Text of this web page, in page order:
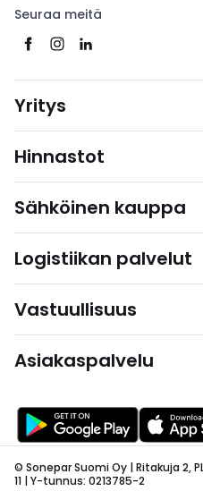
Seuraa meitä
Yritys
Hinnastot
Sähköinen kauppa
Logistiikan palvelut
Vastuullisuus
Asiakaspalvelu
© Sonepar Suomi Oy | Ritakuja 2,
11 | Y-tunnus: 0213785-2